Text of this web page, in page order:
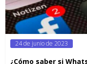
Posted
24 de junio de 2023
¿Cómo saber si